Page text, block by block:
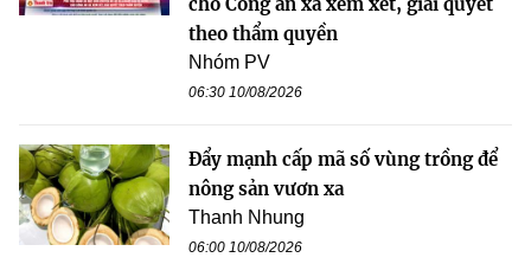
theo thẩm quyền
Nhóm PV
06:30 10/08/2026
Đẩy mạnh cấp mã số vùng trồng để
nông sản vươn xa
Thanh Nhung
06:00 10/08/2026